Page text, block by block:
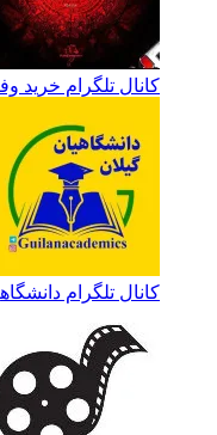
کانال تلگرام خرید
کانال تلگرام